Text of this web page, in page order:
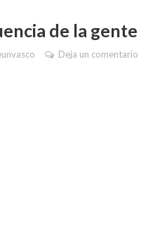
de la gente
Deja un comentario